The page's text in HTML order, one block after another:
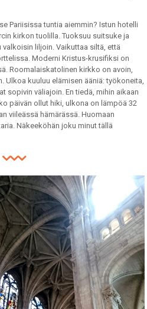
Pariisissa tuntia aiemmin? Istun hotelli
kirkon tuolilla. Tuoksuu suitsuke ja
liljoin. Vaikuttaa siltä, että
Moderni Kristus-krusifiksi on
Roomalaiskatolinen kirkko on avoin,
Ulkoa kuuluu elämisen ääniä: työkoneita,
sopivin väliajoin. En tiedä, mihin aikaan
päivän ollut hiki, ulkona on lämpöä 32
viileässä hämärässä. Huomaan
Näkeeköhän joku minut tällä